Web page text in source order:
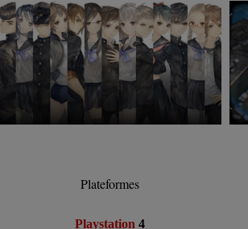
Plateformes
Playstation 4